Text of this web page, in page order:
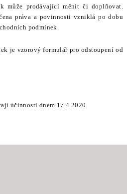
může prodávající měnit či doplňovat.
práva a povinnosti vzniklá po dobu
podmínek.
je vzorový formulář pro odstoupení od
účinnosti dnem 17.4.2020.